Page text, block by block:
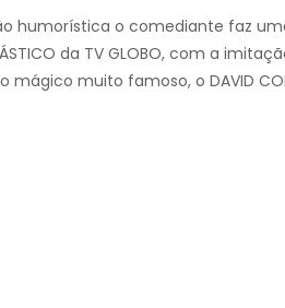
humorística o comediante faz
da TV GLOBO, com a
mágico muito famoso, o DAVID